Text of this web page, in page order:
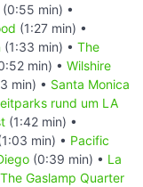
(0:55 min) •
(1:27 min) •
(1:33 min) • The
min) • Wilshire
min) • Santa Monica
rund um LA
(1:42 min) •
min) • Pacific
(0:39 min) • La
Gaslamp Quarter